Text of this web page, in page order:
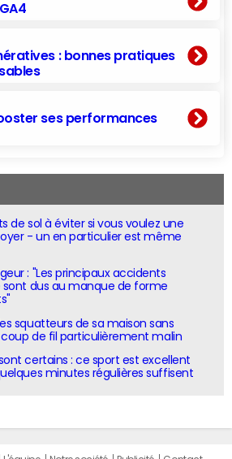
: bonnes pratiques
ses performances
de sol à éviter si vous voulez une
- un en particulier est même
: "Les principaux accidents
sont dus au manque de forme
squatteurs de sa maison sans
de fil particulièrement malin
certains : ce sport est excellent
minutes régulières suffisent